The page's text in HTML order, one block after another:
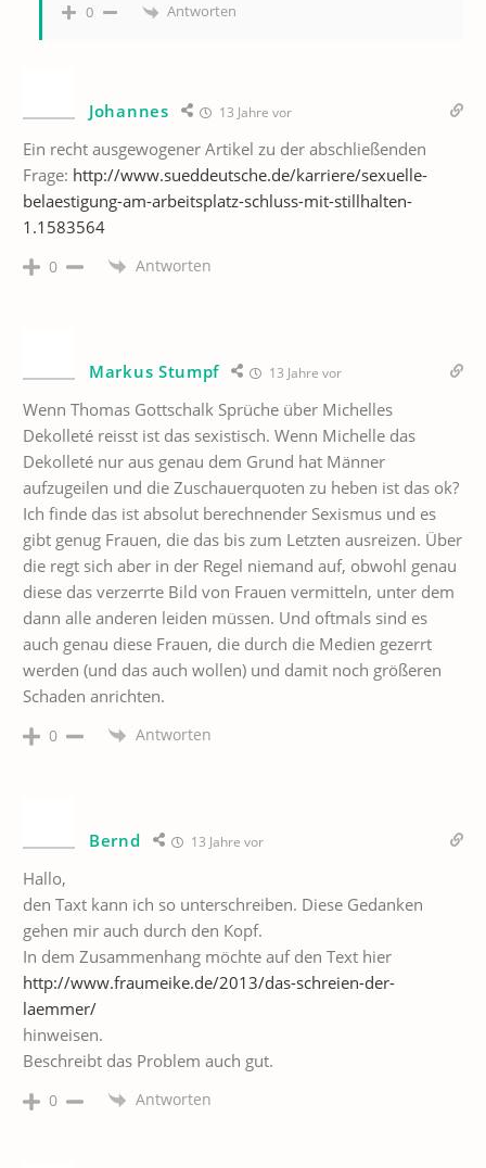
0 Antworten
Johannes 13 Jahre vor
Ein recht ausgewogener Artikel zu der abschließenden
Frage: http://www.sueddeutsche.de/karriere/sexuelle-
belaestigung-am-arbeitsplatz-schluss-mit-stillhalten-
1.1583564
0 Antworten
Markus Stumpf 13 Jahre vor
Wenn Thomas Gottschalk Sprüche über Michelles
Dekolleté reisst ist das sexistisch. Wenn Michelle das
Dekolleté nur aus genau dem Grund hat Männer
aufzugeilen und die Zuschauerquoten zu heben ist das ok?
Ich finde das ist absolut berechnender Sexismus und es
gibt genug Frauen, die das bis zum Letzten ausreizen. Über
die regt sich aber in der Regel niemand auf, obwohl genau
diese das verzerrte Bild von Frauen vermitteln, unter dem
dann alle anderen leiden müssen. Und oftmals sind es
auch genau diese Frauen, die durch die Medien gezerrt
werden (und das auch wollen) und damit noch größeren
Schaden anrichten.
0 Antworten
Bernd 13 Jahre vor
Hallo,
den Taxt kann ich so unterschreiben. Diese Gedanken
gehen mir auch durch den Kopf.
In dem Zusammenhang möchte auf den Text hier
http://www.fraumeike.de/2013/das-schreien-der-
laemmer/
hinweisen.
Beschreibt das Problem auch gut.
0 Antworten